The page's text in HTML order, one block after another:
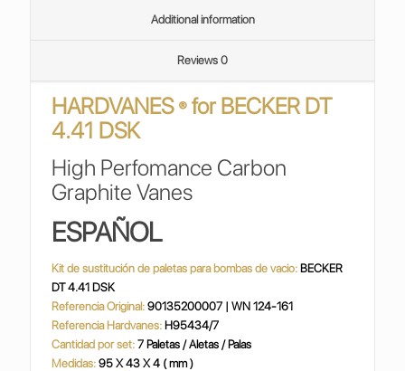
Additional information
Reviews 0
HARDVANES ® forBECKER DT
4.41 DSK
High Perfomance Carbon
Graphite Vanes
ESPAÑOL
Kit de sustitución de paletas para bombas de vacio: BECKER
DT 4.41 DSK
Referencia Original: 90135200007 | WN 124-161
Referencia Hardvanes: H95434/7
Cantidad por set:7 Paletas / Aletas / Palas
Medidas: 95 X 43 X 4 ( mm )